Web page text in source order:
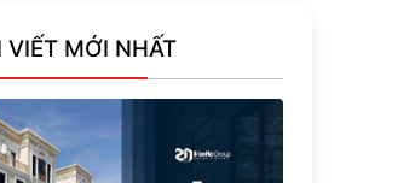
VIẾT MỚI NHẤT